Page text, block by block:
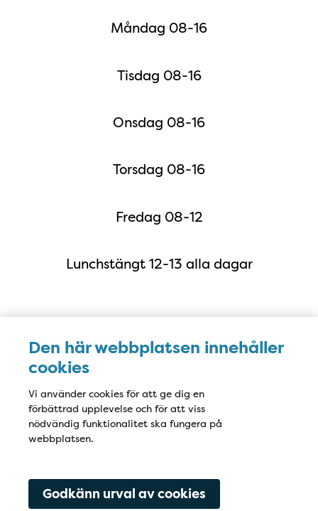
Den här webbplatsen innehåller
cookies
Vi använder cookies för att ge dig en
förbättrad upplevelse och för att viss
nödvändig funktionalitet ska fungera på
webbplatsen.
Godkänn urval av cookies
Måndag 08-16
Tisdag 08-16
Onsdag 08-16
Torsdag 08-16
Fredag 08-12
Lunchstängt 12-13 alla dagar
Karta